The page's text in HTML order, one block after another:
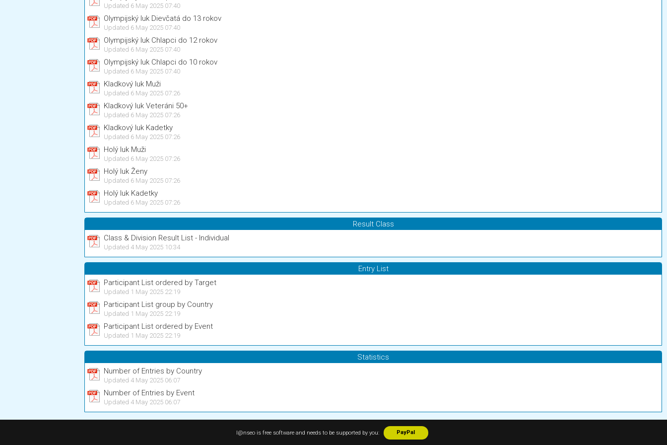
Updated 6 May 2025 07:40
Olympijský luk Dievčatá do 13 rokov
Updated 6 May 2025 07:40
Olympijský luk Chlapci do 12 rokov
Updated 6 May 2025 07:40
Olympijský luk Chlapci do 10 rokov
Updated 6 May 2025 07:40
Kladkový luk Muži
Updated 6 May 2025 07:26
Kladkový luk Veteráni 50+
Updated 6 May 2025 07:26
Kladkový luk Kadetky
Updated 6 May 2025 07:26
Holý luk Muži
Updated 6 May 2025 07:26
Holý luk Ženy
Updated 6 May 2025 07:26
Holý luk Kadetky
Updated 6 May 2025 07:26
Result Class
Class & Division Result List - Individual
Updated 4 May 2025 10:34
Entry List
Participant List ordered by Target
Updated 1 May 2025 22:19
Participant List group by Country
Updated 1 May 2025 22:19
Participant List ordered by Event
Updated 1 May 2025 22:19
Statistics
Number of Entries by Country
Updated 4 May 2025 06:07
Number of Entries by Event
Updated 4 May 2025 06:07
I@nseo is free software and needs to be supported by you: PayPal